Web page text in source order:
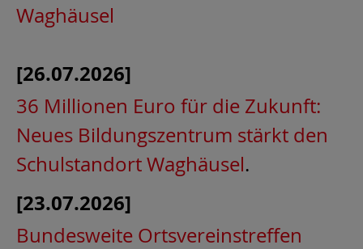
Waghäusel
[26.07.2026]
36 Millionen Euro für die Zukunft:
Neues Bildungszentrum stärkt den
Schulstandort Waghäusel.
[23.07.2026]
Bundesweite Ortsvereinstreffen